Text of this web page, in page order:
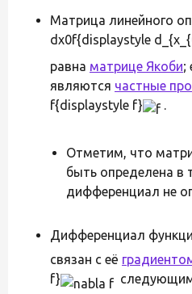
Матрица линейного
dx0f{displaystyle
равна матрице Якоби;
являются частные
f{displaystyle f}
.
Отметим, что
быть определена в
дифференциал не
Дифференциал
связан с её
f}